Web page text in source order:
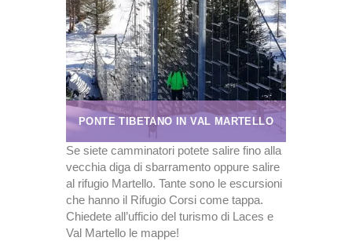
PONTE TIBETANO IN VAL MARTELLO
Se siete camminatori potete salire fino alla
vecchia diga di sbarramento oppure salire
al rifugio Martello. Tante sono le escursioni
che hanno il Rifugio Corsi come tappa.
Chiedete all’ufficio del turismo di Laces e
Val Martello le mappe!